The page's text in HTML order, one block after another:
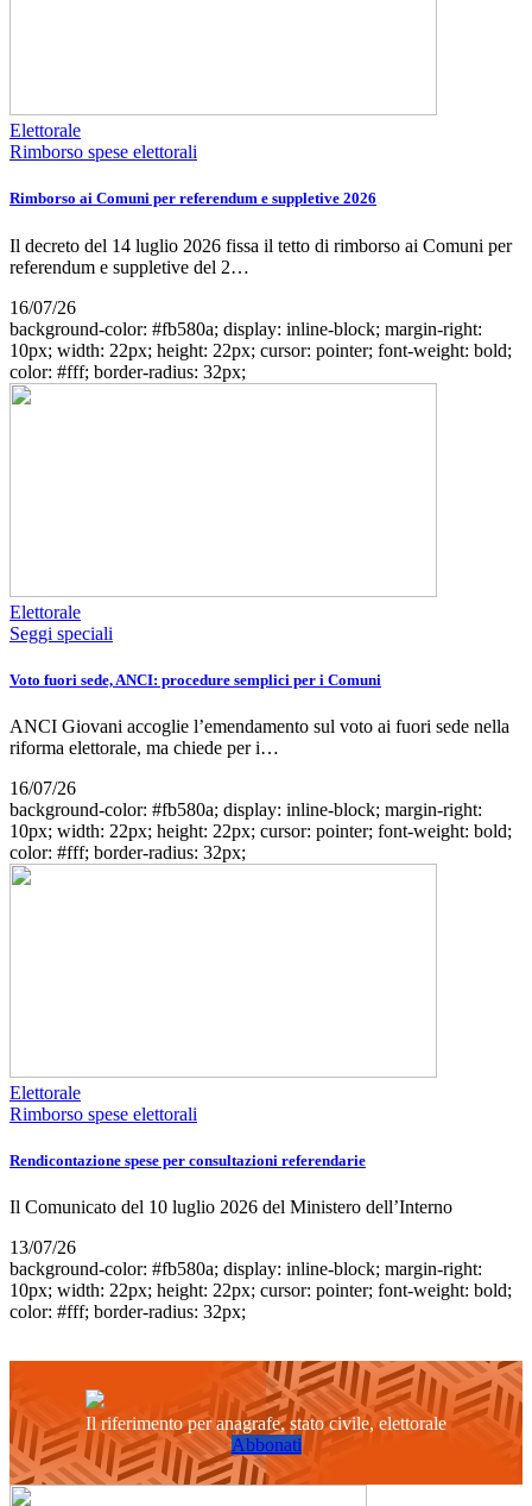
Elettorale
Rimborso spese elettorali
Rimborso ai Comuni per referendum e suppletive 2026
Il decreto del 14 luglio 2026 fissa il tetto di rimborso ai Comuni per
referendum e suppletive del 2…
16/07/26
background-color: #fb580a; display: inline-block; margin-right:
10px; width: 22px; height: 22px; cursor: pointer; font-weight: bold;
color: #fff; border-radius: 32px;
Elettorale
Seggi speciali
Voto fuori sede, ANCI: procedure semplici per i Comuni
ANCI Giovani accoglie l’emendamento sul voto ai fuori sede nella
riforma elettorale, ma chiede per i…
16/07/26
background-color: #fb580a; display: inline-block; margin-right:
10px; width: 22px; height: 22px; cursor: pointer; font-weight: bold;
color: #fff; border-radius: 32px;
Elettorale
Rimborso spese elettorali
Rendicontazione spese per consultazioni referendarie
Il Comunicato del 10 luglio 2026 del Ministero dell’Interno
13/07/26
background-color: #fb580a; display: inline-block; margin-right:
10px; width: 22px; height: 22px; cursor: pointer; font-weight: bold;
color: #fff; border-radius: 32px;
Il riferimento per anagrafe, stato civile, elettorale
Abbonati